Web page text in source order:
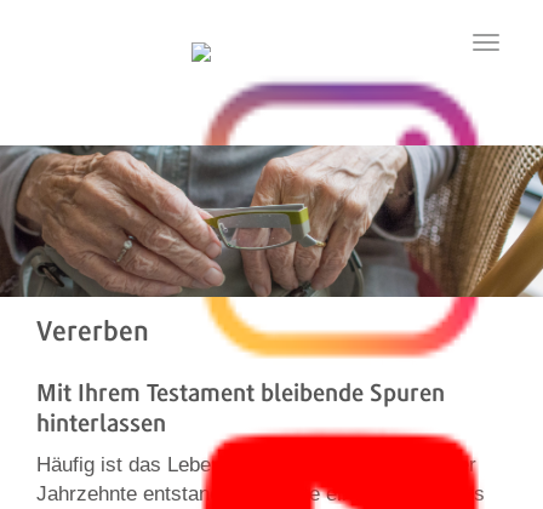
Toggle
Vererben
Mit Ihrem Testament bleibende Spuren
hinterlassen
Häufig ist das Lebenswerk eines Menschen über
Jahrzehnte entstanden. Mithilfe eines Testaments